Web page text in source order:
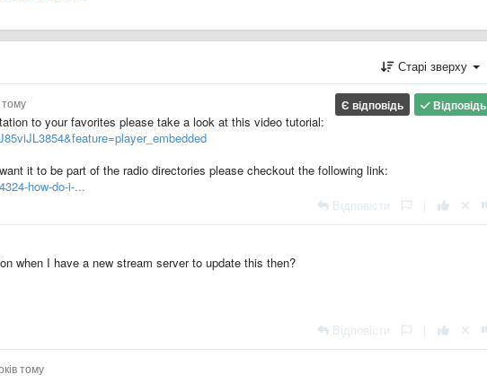
Старі зверху
Відповідь
Є відповідь
тому
to your favorites please take a look at this video tutorial:
it to be part of the radio directories please checkout the following link:
how-do-i-...
Відповісти
when I have a new stream server to update this then?
Відповісти
тому